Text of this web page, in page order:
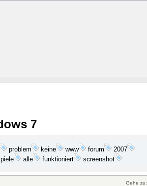
7
problem keine www forum 2007
alle funktioniert screenshot
Gehe zu: